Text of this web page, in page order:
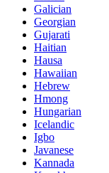
Galician
Georgian
Gujarati
Haitian
Hausa
Hawaiian
Hebrew
Hmong
Hungarian
Icelandic
Igbo
Javanese
Kannada